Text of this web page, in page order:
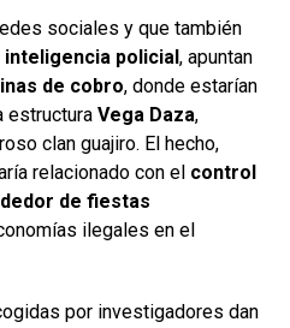
sociales y que también
inteligencia policial, apuntan
de cobro, donde estarían
estructura Vega Daza,
clan guajiro. El hecho,
relacionado con el control
de fiestas
ilegales en el
por investigadores dan